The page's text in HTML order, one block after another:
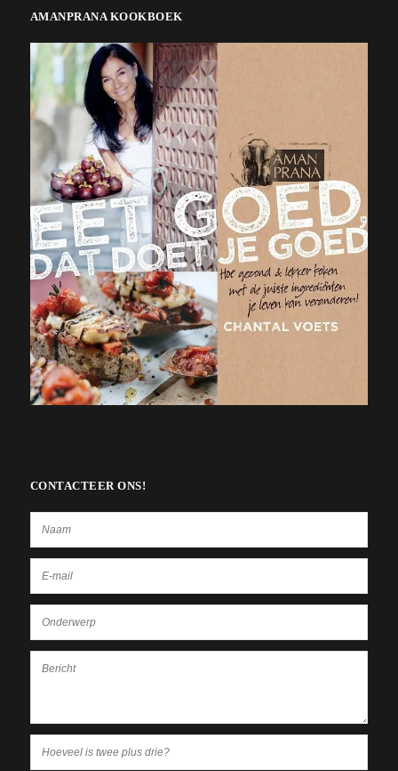
AMANPRANA KOOKBOEK
CONTACTEER ONS!